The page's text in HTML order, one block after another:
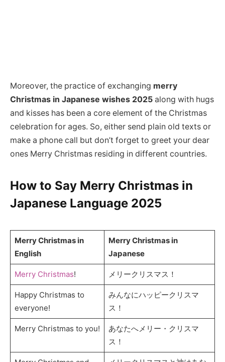
Moreover, the practice of exchanging merry
Christmas in Japanese wishes 2025 along with hugs
and kisses has been a core element of the Christmas
celebration for ages. So, either send plain old texts or
make a phone call but don’t forget to greet your dear
ones Merry Christmas residing in different countries.
How to Say Merry Christmas in
Japanese Language 2025
Merry Christmas in
English
Merry Christmas in
Japanese
Merry Christmas! メリークリスマス！
Happy Christmas to
everyone!
みんなにハッピークリスマ
ス！
Merry Christmas to you!
あなたへメリー・クリスマ
ス！